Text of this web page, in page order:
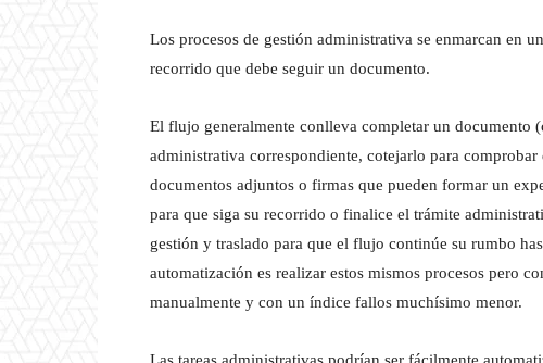
Los procesos de gestión administrativa se enmarcan en
recorrido que debe seguir un documento.
El flujo generalmente conlleva completar un documento
administrativa correspondiente, cotejarlo para
documentos adjuntos o firmas que pueden formar un
para que siga su recorrido o finalice el trámite
gestión y traslado para que el flujo continúe su rumbo
automatización es realizar estos mismos procesos pero
manualmente y con un índice fallos muchísimo menor.